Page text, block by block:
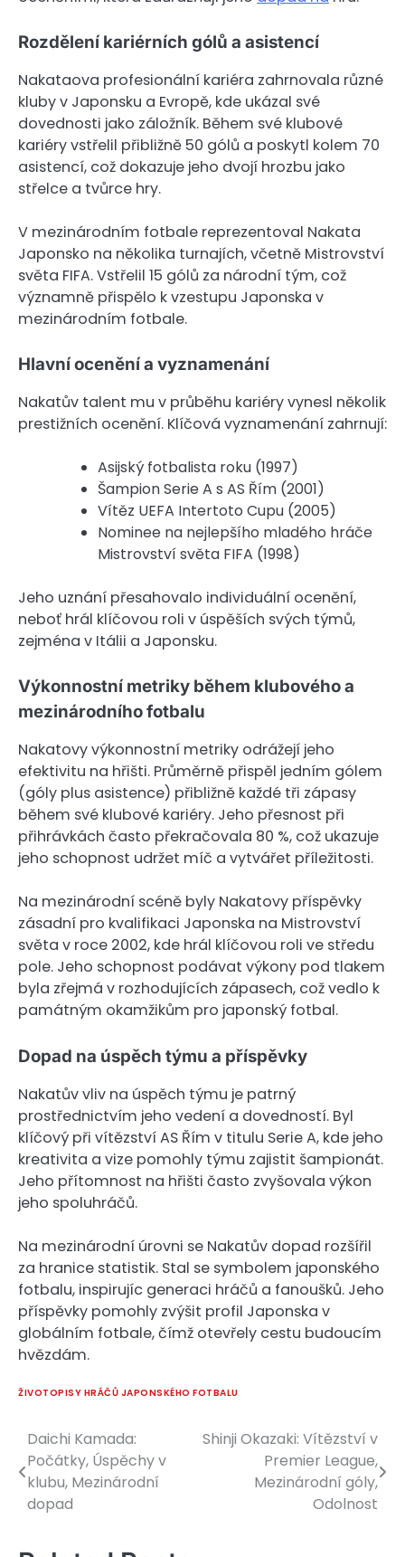
Rozdělení kariérních gólů a asistencí
Nakataova profesionální kariéra zahrnovala různé
kluby v Japonsku a Evropě, kde ukázal své
dovednosti jako záložník. Během své klubové
kariéry vstřelil přibližně 50 gólů a poskytl kolem 70
asistencí, což dokazuje jeho dvojí hrozbu jako
střelce a tvůrce hry.
V mezinárodním fotbale reprezentoval Nakata
Japonsko na několika turnajích, včetně Mistrovství
světa FIFA. Vstřelil 15 gólů za národní tým, což
významně přispělo k vzestupu Japonska v
mezinárodním fotbale.
Hlavní ocenění a vyznamenání
Nakatův talent mu v průběhu kariéry vynesl několik
prestižních ocenění. Klíčová vyznamenání zahrnují:
Asijský fotbalista roku (1997)
Šampion Serie A s AS Řím (2001)
Vítěz UEFA Intertoto Cupu (2005)
Nominee na nejlepšího mladého hráče
Mistrovství světa FIFA (1998)
Jeho uznání přesahovalo individuální ocenění,
neboť hrál klíčovou roli v úspěších svých týmů,
zejména v Itálii a Japonsku.
Výkonnostní metriky během klubového a
mezinárodního fotbalu
Nakatovy výkonnostní metriky odrážejí jeho
efektivitu na hřišti. Průměrně přispěl jedním gólem
(góly plus asistence) přibližně každé tři zápasy
během své klubové kariéry. Jeho přesnost při
přihrávkách často překračovala 80 %, což ukazuje
jeho schopnost udržet míč a vytvářet příležitosti.
Na mezinárodní scéně byly Nakatovy příspěvky
zásadní pro kvalifikaci Japonska na Mistrovství
světa v roce 2002, kde hrál klíčovou roli ve středu
pole. Jeho schopnost podávat výkony pod tlakem
byla zřejmá v rozhodujících zápasech, což vedlo k
památným okamžikům pro japonský fotbal.
Dopad na úspěch týmu a příspěvky
Nakatův vliv na úspěch týmu je patrný
prostřednictvím jeho vedení a dovedností. Byl
klíčový při vítězství AS Řím v titulu Serie A, kde jeho
kreativita a vize pomohly týmu zajistit šampionát.
Jeho přítomnost na hřišti často zvyšovala výkon
jeho spoluhráčů.
Na mezinárodní úrovni se Nakatův dopad rozšířil
za hranice statistik. Stal se symbolem japonského
fotbalu, inspirujíc generaci hráčů a fanoušků. Jeho
příspěvky pomohly zvýšit profil Japonska v
globálním fotbale, čímž otevřely cestu budoucím
hvězdám.
ŽIVOTOPISY HRÁČŮ JAPONSKÉHO FOTBALU
Post
navigation
Daichi Kamada:
Počátky, Úspěchy v
klubu, Mezinárodní
dopad
Shinji Okazaki: Vítězství v
Premier League,
Mezinárodní góly,
Odolnost